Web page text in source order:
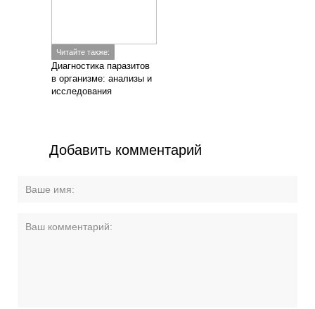
Читайте также:
Диагностика паразитов
в организме: анализы и
исследования
Добавить комментарий